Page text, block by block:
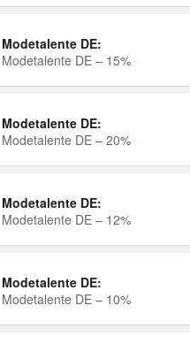
Modetalente DE:
Modetalente DE – 15%
Modetalente DE:
Modetalente DE – 20%
Modetalente DE:
Modetalente DE – 12%
Modetalente DE:
Modetalente DE – 10%